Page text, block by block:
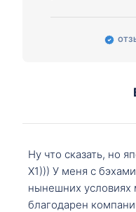
Ну что сказать, но
X1))) У меня с
нынешних условиях
благодарен